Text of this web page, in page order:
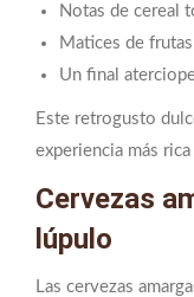
Notas de cereal
Matices de
Un final
Este retrogusto
experiencia más
Cervezas
lúpulo
Las cervezas